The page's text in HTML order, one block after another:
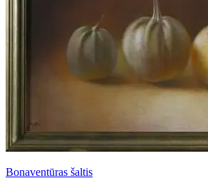
Bonaventūras šaltis